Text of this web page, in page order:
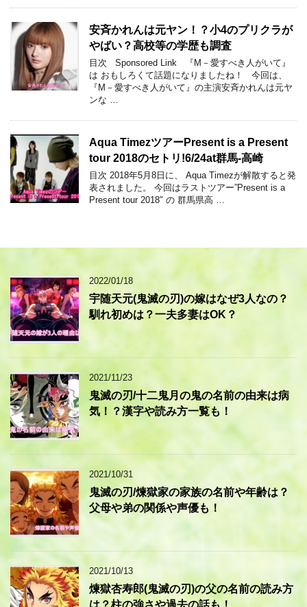
安斉かれんは元ヤン！？小4のプリクラが
やばい？高校等の学歴も調査
目次 Sponsored Link 『M－愛すべき人がいて』
は おもしろくて話題になりましたね！ 今回は、
『M－愛すべき人がいて』の主演安斉かれんは元ヤ
ンな …
Aqua TimezツアーPresent is a Present
tour 2018のセトリ!6/24at群馬-高崎
目次 2018年5月8日に、 Aqua Timezが解散すると発
表されました。 今回はラストツアー”Present is a
Present tour 2018″ の 群馬県高 …
2022/01/18
宇随天元(鬼滅の刃)の嫁はなぜ3人なの？
馴れ初めは？一夫多妻はOK？
2021/11/23
鬼滅の刃/十二鬼月の鬼の名前の由来は病
気！？漢字や読み方一覧も！
2021/10/31
鬼滅の刃/煉獄家の家族の名前や年齢は？
父母や弟の関係や声優も！
2021/10/13
煉獄杏寿郎(鬼滅の刃)の父の名前の読み方
は？柱の強さや過去の話も！